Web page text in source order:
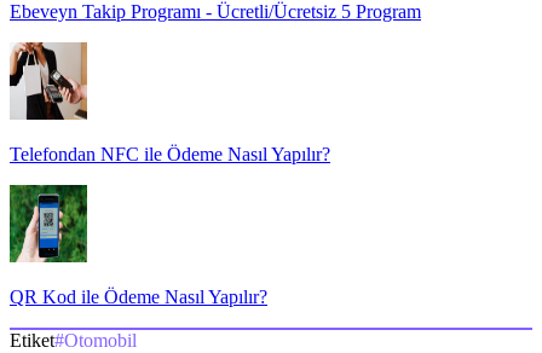
Ebeveyn Takip Programı - Ücretli/Ücretsiz 5 Program
Telefondan NFC ile Ödeme Nasıl Yapılır?
QR Kod ile Ödeme Nasıl Yapılır?
Etiket#Otomobil